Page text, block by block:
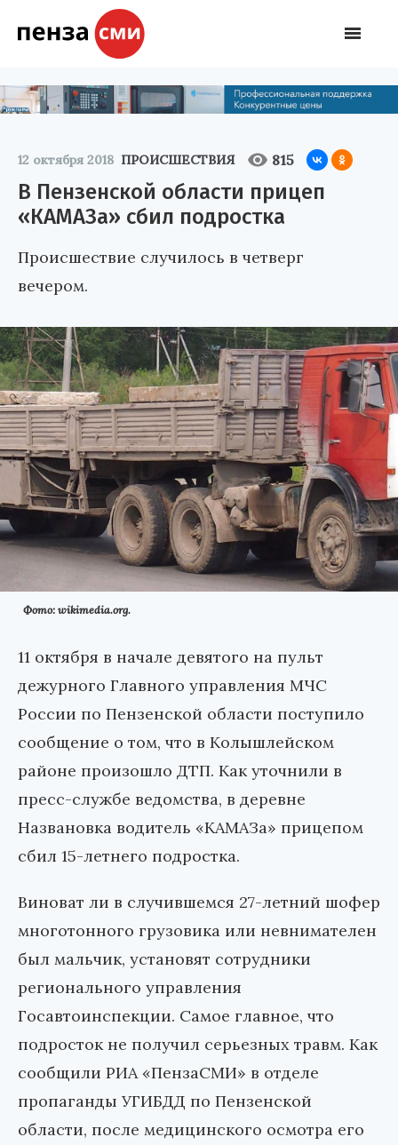
12 октября 2018 ПРОИСШЕСТВИЯ 815
В Пензенской области прицеп
«КАМАЗа» сбил подростка
Происшествие случилось в четверг
вечером.
Фото: wikimedia.org.
11 октября в начале девятого на пульт
дежурного Главного управления МЧС
России по Пензенской области поступило
сообщение о том, что в Колышлейском
районе произошло ДТП. Как уточнили в
пресс-службе ведомства, в деревне
Названовка водитель «КАМАЗа» прицепом
сбил 15-летнего подростка.
Виноват ли в случившемся 27-летний шофер
многотонного грузовика или невнимателен
был мальчик, установят сотрудники
регионального управления
Госавтоинспекции. Самое главное, что
подросток не получил серьезных травм. Как
сообщили РИА «ПензаСМИ» в отделе
пропаганды УГИБДД по Пензенской
области, после медицинского осмотра его